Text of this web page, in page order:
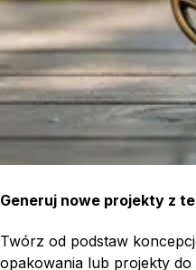
Generuj nowe projekty z
Twórz od podstaw
opakowania lub projekty do